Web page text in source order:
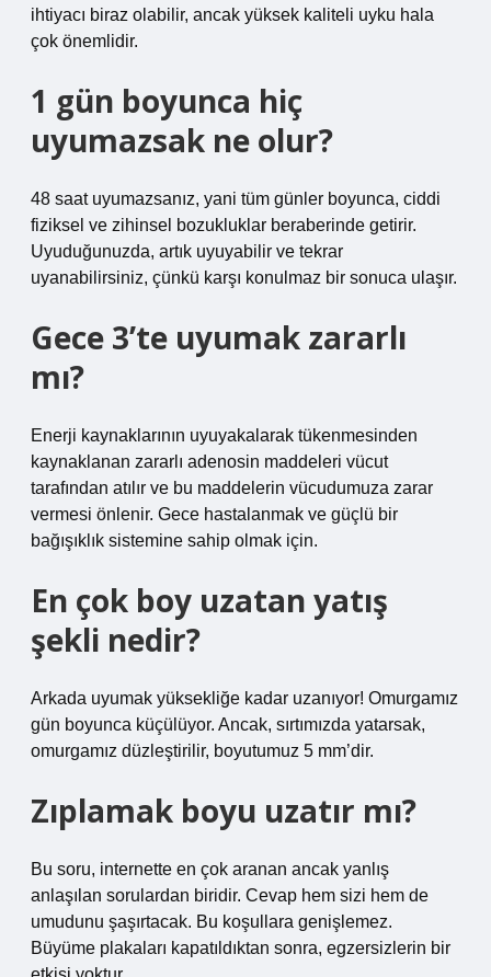
ihtiyacı biraz olabilir, ancak yüksek kaliteli uyku hala
çok önemlidir.
1 gün boyunca hiç
uyumazsak ne olur?
48 saat uyumazsanız, yani tüm günler boyunca, ciddi
fiziksel ve zihinsel bozukluklar beraberinde getirir.
Uyuduğunuzda, artık uyuyabilir ve tekrar
uyanabilirsiniz, çünkü karşı konulmaz bir sonuca ulaşır.
Gece 3’te uyumak zararlı
mı?
Enerji kaynaklarının uyuyakalarak tükenmesinden
kaynaklanan zararlı adenosin maddeleri vücut
tarafından atılır ve bu maddelerin vücudumuza zarar
vermesi önlenir. Gece hastalanmak ve güçlü bir
bağışıklık sistemine sahip olmak için.
En çok boy uzatan yatış
şekli nedir?
Arkada uyumak yüksekliğe kadar uzanıyor! Omurgamız
gün boyunca küçülüyor. Ancak, sırtımızda yatarsak,
omurgamız düzleştirilir, boyutumuz 5 mm’dir.
Zıplamak boyu uzatır mı?
Bu soru, internette en çok aranan ancak yanlış
anlaşılan sorulardan biridir. Cevap hem sizi hem de
umudunu şaşırtacak. Bu koşullara genişlemez.
Büyüme plakaları kapatıldıktan sonra, egzersizlerin bir